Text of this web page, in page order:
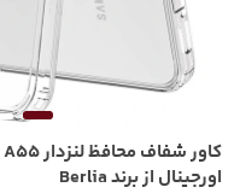
اورجینال از برند Berlia